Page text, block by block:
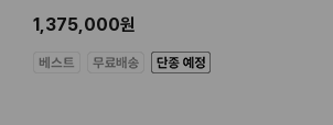
1,375,000원